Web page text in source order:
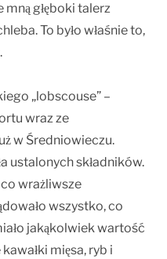
głęboki talerz
To było właśnie to,
„lobscouse” –
wraz ze
w Średniowieczu.
ustalonych składników.
wrażliwsze
wszystko, co
jakąkolwiek wartość
mięsa, ryb i